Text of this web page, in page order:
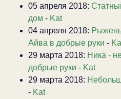
05 апреля 2018:
дом - Kat
04 апреля 2018:
Айва в добрые руки -
29 марта 2018: Ника -
добрые руки - Kat
29 марта 2018:
- Kat